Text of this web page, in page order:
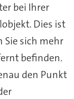
bei Ihrer
Dies ist
Sie sich mehr
befinden.
den Punkt